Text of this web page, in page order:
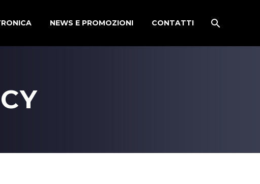
NEWS E PROMOZIONI CONTATTI